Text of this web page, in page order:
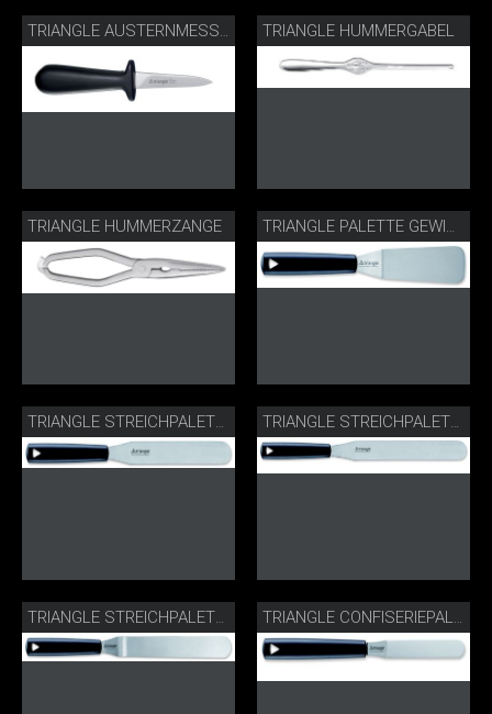
TRIANGLE AUSTERNMESSER TRIANGLE HUMMERGABEL
TRIANGLE HUMMERZANGE TRIANGLE PALETTE GEWINKELT
TRIANGLE STREICHPALETTE TRIANGLE STREICHPALETTE
TRIANGLE STREICHPALETTE TRIANGLE CONFISERIEPALETTE